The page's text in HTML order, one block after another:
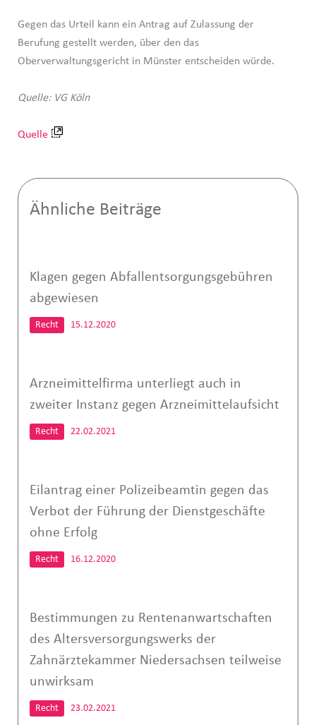
Gegen das Urteil kann ein Antrag auf Zulassung der
Berufung gestellt werden, über den das
Oberverwaltungsgericht in Münster entscheiden würde.
Quelle: VG Köln
Quelle
Ähnliche Beiträge
Klagen gegen Abfallentsorgungsgebühren
abgewiesen
Recht 15.12.2020
Arzneimittelfirma unterliegt auch in
zweiter Instanz gegen Arzneimittelaufsicht
Recht 22.02.2021
Eilantrag einer Polizeibeamtin gegen das
Verbot der Führung der Dienstgeschäfte
ohne Erfolg
Recht 16.12.2020
Bestimmungen zu Rentenanwartschaften
des Altersversorgungswerks der
Zahnärztekammer Niedersachsen teilweise
unwirksam
Recht 23.02.2021